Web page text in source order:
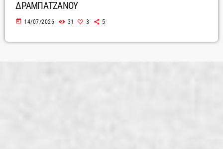
ΔΡΑΜΠΑΤΖΑΝΟΥ
today 14/07/2026 31 3 5